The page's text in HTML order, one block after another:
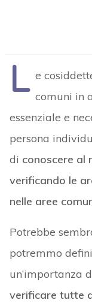
L e
comuni in
essenziale e
persona
di conoscere al
verificando le
nelle aree
Potrebbe
potremmo
un’importanza
verificare tutte